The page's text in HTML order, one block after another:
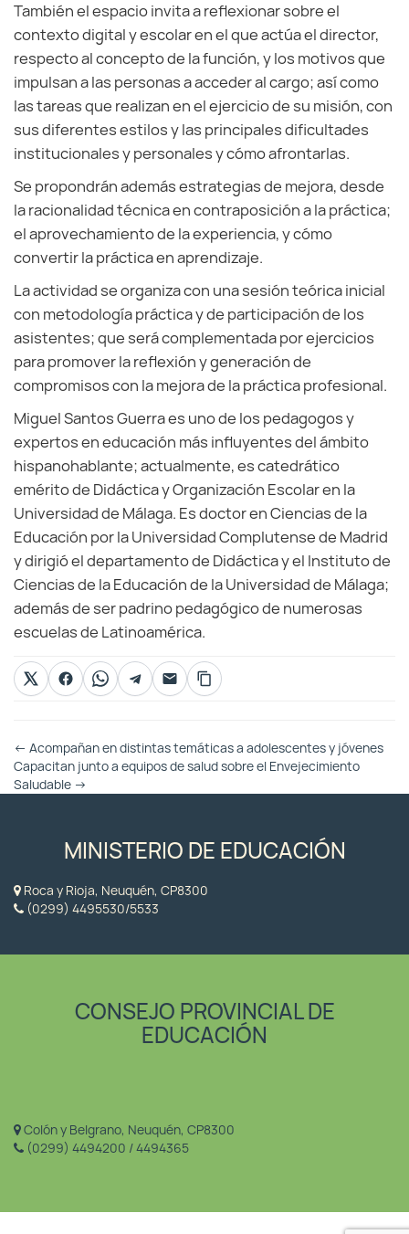
También el espacio invita a reflexionar sobre el
contexto digital y escolar en el que actúa el director,
respecto al concepto de la función, y los motivos que
impulsan a las personas a acceder al cargo; así como
las tareas que realizan en el ejercicio de su misión, con
sus diferentes estilos y las principales dificultades
institucionales y personales y cómo afrontarlas.
Se propondrán además estrategias de mejora, desde
la racionalidad técnica en contraposición a la práctica;
el aprovechamiento de la experiencia, y cómo
convertir la práctica en aprendizaje.
La actividad se organiza con una sesión teórica inicial
con metodología práctica y de participación de los
asistentes; que será complementada por ejercicios
para promover la reflexión y generación de
compromisos con la mejora de la práctica profesional.
Miguel Santos Guerra es uno de los pedagogos y
expertos en educación más influyentes del ámbito
hispanohablante; actualmente, es catedrático
emérito de Didáctica y Organización Escolar en la
Universidad de Málaga. Es doctor en Ciencias de la
Educación por la Universidad Complutense de Madrid
y dirigió el departamento de Didáctica y el Instituto de
Ciencias de la Educación de la Universidad de Málaga;
además de ser padrino pedagógico de numerosas
escuelas de Latinoamérica.
Otras
Entradas
← Acompañan en distintas temáticas a adolescentes y jóvenes
Capacitan junto a equipos de salud sobre el Envejecimiento
Saludable →
MINISTERIO DE EDUCACIÓN
Roca y Rioja, Neuquén, CP8300
(0299) 4495530/5533
CONSEJO PROVINCIAL DE
EDUCACIÓN
Colón y Belgrano, Neuquén, CP8300
(0299) 4494200 / 4494365